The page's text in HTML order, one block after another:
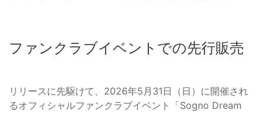
ファンクラブイベントでの先行販売
リリースに先駆けて、2026年5月31日（日）に開催され
るオフィシャルファンクラブイベント「Sogno Dream